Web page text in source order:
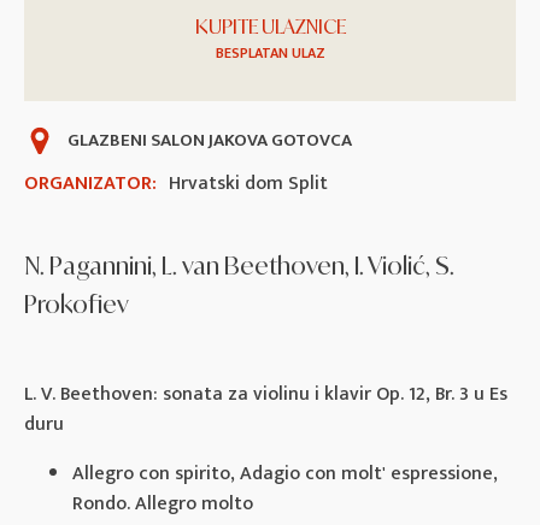
KUPITE ULAZNICE
BESPLATAN ULAZ
ORGANIZATOR: Hrvatski dom Split
GLAZBENI SALON JAKOVA GOTOVCA
N. Pagannini, L. van Beethoven, I. Violić, S.
Prokofiev
L. V. Beethoven: sonata za violinu i klavir Op. 12, Br. 3 u Es
duru
Allegro con spirito, Adagio con molt' espressione,
Rondo. Allegro molto